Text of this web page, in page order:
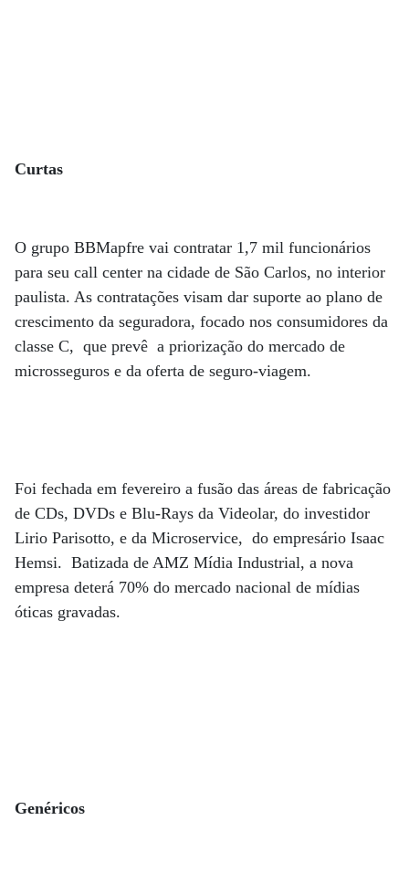
Curtas
O grupo BBMapfre vai contratar 1,7 mil funcionários
para seu call center na cidade de São Carlos, no interior
paulista. As contratações visam dar suporte ao plano de
crescimento da seguradora, focado nos consumidores da
classe C, que prevê a priorização do mercado de
microsseguros e da oferta de seguro-viagem.
Foi fechada em fevereiro a fusão das áreas de fabricação
de CDs, DVDs e Blu-Rays da Videolar, do investidor
Lirio Parisotto, e da Microservice, do empresário Isaac
Hemsi. Batizada de AMZ Mídia Industrial, a nova
empresa deterá 70% do mercado nacional de mídias
óticas gravadas.
Genéricos